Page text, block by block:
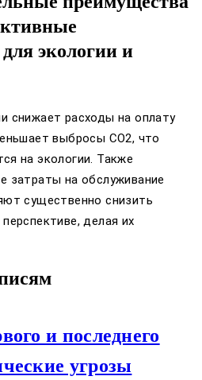
экологии и
снижает расходы на оплату
выбросы CO2, что
на экологии. Также
затраты на обслуживание
существенно снизить
делая их
и последнего
угрозы